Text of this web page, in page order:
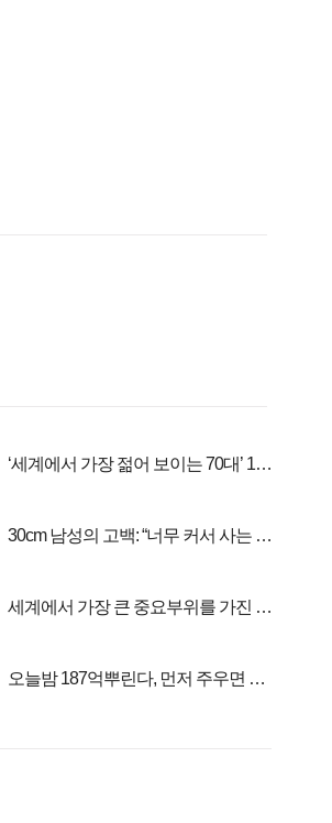
‘세계에서 가장 젊어 보이는 70대’ 1위
30cm 남성의 고백: “너무 커서 사는 게
세계에서 가장 큰 중요부위를 가진 남
오늘밤 187억뿌린다, 먼저 주우면 최